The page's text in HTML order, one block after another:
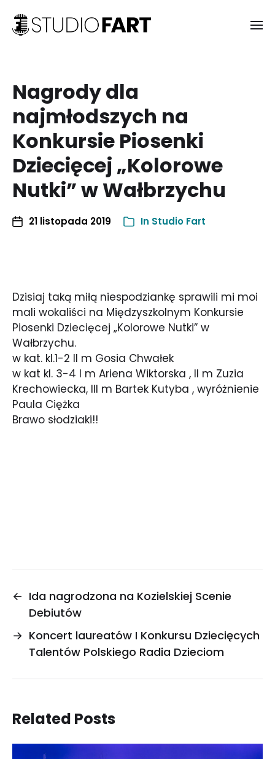
Nagrody dla
najmłodszych na
Konkursie Piosenki
Dziecięcej „Kolorowe
Nutki” w Wałbrzychu
21 listopada 2019 In Studio Fart
Dzisiaj taką miłą niespodziankę sprawili mi moi
mali wokaliści na Międzyszkolnym Konkursie
Piosenki Dziecięcej „Kolorowe Nutki” w
Wałbrzychu.
w kat. kl.1-2 II m Gosia Chwałek
w kat kl. 3-4 I m Ariena Wiktorska , II m Zuzia
Krechowiecka, III m Bartek Kutyba , wyróżnienie
Paula Ciężka
Brawo słodziaki!!
← Ida nagrodzona na Kozielskiej Scenie
Debiutów
→ Koncert laureatów I Konkursu Dziecięcych
Talentów Polskiego Radia Dzieciom
Related Posts